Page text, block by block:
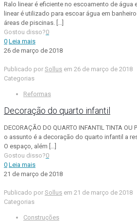
Ralo linear é eficiente no escoamento de água
linear é utilizado para escoar água em
áreas de piscinas. […]
Gostou disso?0
0 Leia mais
26 de março de 2018
Publicado por Sollus em 26 de março de 2018
Categorias
Reformas
Decoração do quarto infantil
DECORAÇÃO DO QUARTO INFANTIL TINTA OU
o assunto é a decoração do quarto infantil a
O espaço, além
Gostou disso?0
0 Leia mais
21 de março de 2018
Publicado por Sollus em 21 de março de 2018
Categorias
Construções